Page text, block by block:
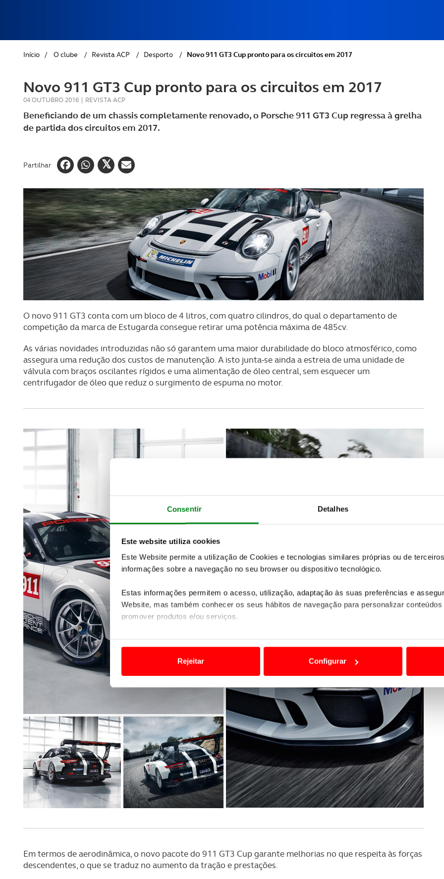
Consentir Detalhes
Este website utiliza cookies
Este Website permite a utilização de Cookies e tecnologias similares próprias ou de
informações sobre a navegação no seu browser ou dispositivo tecnológico.
Estas informações permitem o acesso, utilização, adaptação às suas preferências e
Website, mas também conhecer os seus hábitos de navegação para personalizar
promover produtos e/ou serviços.
Usamos cookies para melhorar a sua experiência digital, personalizar conteúdos e
funcionalidades de redes sociais, bem como para analisar dados de navegação no nosso
Adicionalmente partilhamos informação, relativa à sua utilização do nosso site de
e organizações na UE e em países terceiros.
O ACP garantirá que as transferências internacionais de dados pessoais serão realizadas
consentimento e quando tal se afigure estritamente necessário no contexto dos serviços a
Realçamos que o bloqueio de certo tipo de Cookies e tecnologias similares pode ter impacto
navegação no Website e nos serviços disponibilizados.
Rejeitar Configurar
GOLFE
AUTOCARAVANISMO
Início / O clube / Revista ACP / Desporto / Novo 911 GT3 Cup pronto para os circuitos em 2017
Novo 911 GT3 Cup pronto para os circuitos em 2017
04 OUTUBRO 2016 | REVISTA ACP
Beneficiando de um chassis completamente renovado, o Porsche 911 GT3 Cup regressa à grelha
de partida dos circuitos em 2017.
Partilhar
O novo 911 GT3 conta com um bloco de 4 litros, com quatro cilindros, do qual o departamento de
competição da marca de Estugarda consegue retirar uma potência máxima de 485cv.
As várias novidades introduzidas não só garantem uma maior durabilidade do bloco atmosférico, como
assegura uma redução dos custos de manutenção. A isto junta-se ainda a estreia de uma unidade de
válvula com braços oscilantes rígidos e uma alimentação de óleo central, sem esquecer um
centrifugador de óleo que reduz o surgimento de espuma no motor.
Em termos de aerodinâmica, o novo pacote do 911 GT3 Cup garante melhorias no que respeita às forças
descendentes, o que se traduz no aumento da tração e prestações.